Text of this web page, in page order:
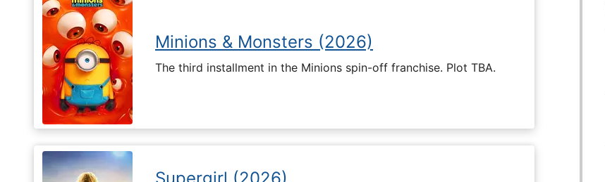
Minions & Monsters (2026)
The third installment in the Minions spin-off franchise. Plot TBA.